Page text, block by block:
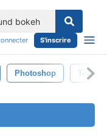
S'inscrire
Photoshop Texture